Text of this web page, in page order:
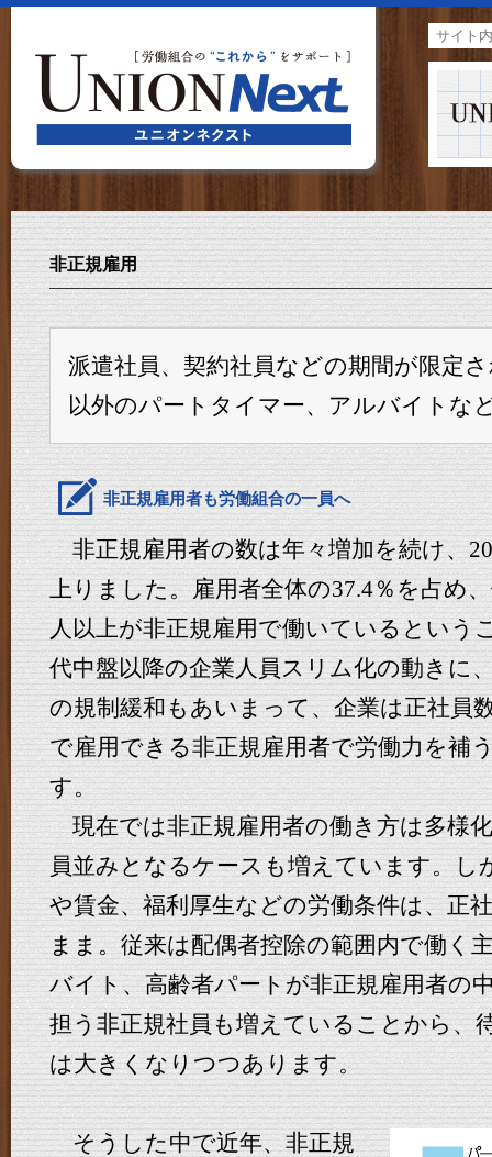
非正規雇用
派遣社員、契約社員などの期間が限定
以外のパートタイマー、アルバイトな
非正規雇用者も労働組合の一員へ
非正規雇用者の数は年々増加を続け、
上りました。雇用者全体の37.4％を占め
人以上が非正規雇用で働いているという
代中盤以降の企業人員スリム化の動きに
の規制緩和もあいまって、企業は正社員
で雇用できる非正規雇用者で労働力を補
す。
現在では非正規雇用者の働き方は多様
員並みとなるケースも増えています。し
や賃金、福利厚生などの労働条件は、正
まま。従来は配偶者控除の範囲内で働く
バイト、高齢者パートが非正規雇用者の
担う非正規社員も増えていることから、
は大きくなりつつあります。
そうした中で近年、非正規